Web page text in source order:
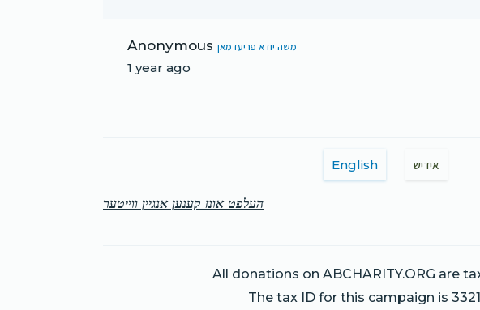
Anonymous משה יודא פריעדמאן
1 year ago
English אידיש
העלפט אונז קענען אנגיין ווייטער
All donations on ABCHARITY.ORG are
The tax ID for this campaign is